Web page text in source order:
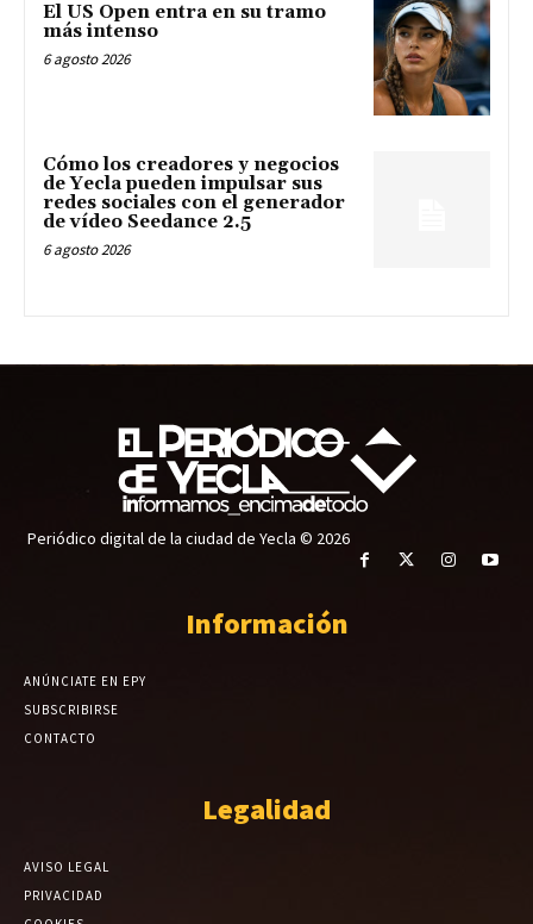
El US Open entra en su tramo
más intenso
6 agosto 2026
Cómo los creadores y negocios
de Yecla pueden impulsar sus
redes sociales con el generador
de vídeo Seedance 2.5
6 agosto 2026
Periódico digital de la ciudad de Yecla © 2026
Información
ANÚNCIATE EN EPY
SUBSCRIBIRSE
CONTACTO
Legalidad
AVISO LEGAL
PRIVACIDAD